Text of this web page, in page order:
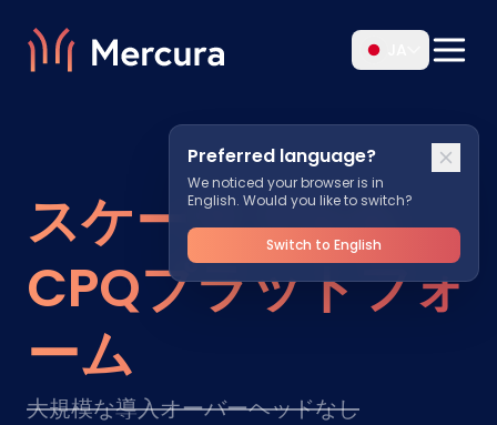
Preferred language?
We noticed your browser is in
English. Would you like to switch?
Switch to English
スケーラブルな
CPQプラットフォ
ーム
大規模な導入オーバーヘッドなし